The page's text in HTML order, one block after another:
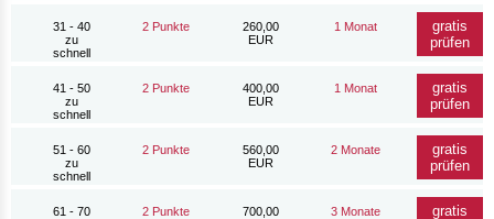
31 - 40
zu
schnell
2 Punkte
260,00
EUR
1 Monat
gratis
prüfen
41 - 50
zu
schnell
2 Punkte
400,00
EUR
1 Monat
gratis
prüfen
51 - 60
zu
schnell
2 Punkte
560,00
EUR
2 Monate
gratis
prüfen
61 - 70
2 Punkte
700,00
3 Monate
gratis